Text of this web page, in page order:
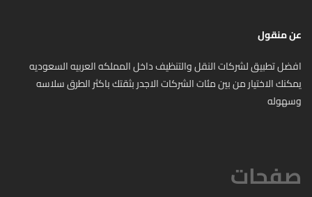
عن منقول
افضل تطبيق لشركات النقل والتنظيف داخل المملكه العربيه السعوديه
يمكنك الاختيار من بين مئات الشركات الاجدر بثقتك باكثر الطرق سلاسه
وسهوله
صفحات